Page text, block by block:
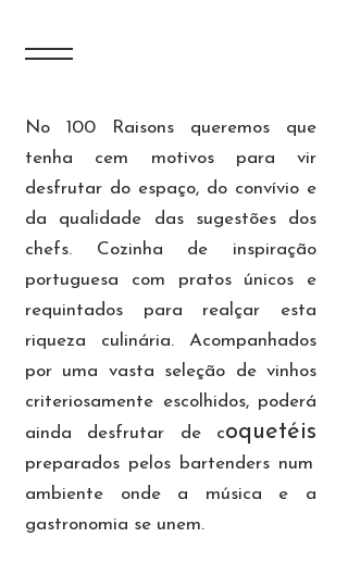
No 100 Raisons queremos que
tenha cem motivos para vir
desfrutar do espaço, do convívio e
da qualidade das sugestões dos
chefs. Cozinha de inspiração
portuguesa com pratos únicos e
requintados para realçar esta
riqueza culinária. Acompanhados
por uma vasta seleção de vinhos
criteriosamente escolhidos, poderá
ainda desfrutar de coquetéis
preparados pelos bartenders num
ambiente onde a música e a
gastronomia se unem.